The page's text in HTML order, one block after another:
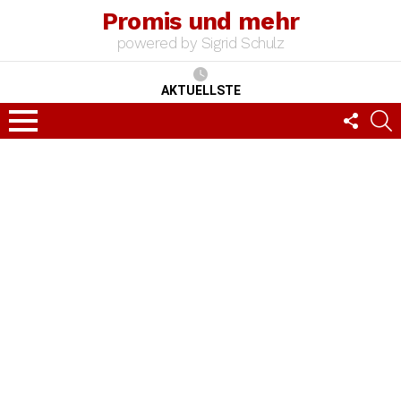
Promis und mehr
powered by Sigrid Schulz
AKTUELLSTE
Menu
US